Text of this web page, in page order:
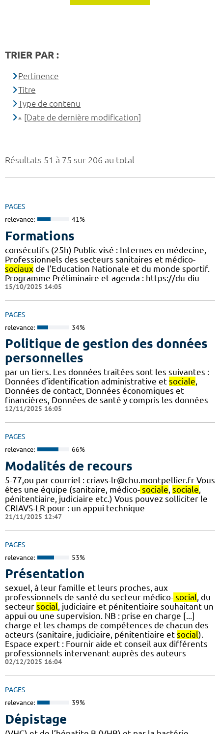
Résultats 51 à 75 sur 206 au total
PAGES
relevance: 41%
Formations
consécutifs (25h) Public visé : Internes en médecine,
Professionnels des secteurs sanitaires et médico-
sociaux de l’Education Nationale et du monde sportif.
Programme Préliminaire et agenda : https://du-diu-
15/10/2025 14:05
PAGES
relevance: 34%
Politique de gestion des données
personnelles
par un tiers. Les données traitées sont les suivantes :
Données d’identification administrative et sociale,
Données de contact, Données économiques et
financières, Données de santé y compris les données
12/11/2025 16:05
PAGES
relevance: 66%
Modalités de recours
5-77,ou par courriel : criavs-lr@chu.montpellier.fr Vous
êtes une équipe (sanitaire, médico- sociale sociale
pénitentiaire, judiciaire etc.) Vous pouvez solliciter le
CRIAVS-LR pour : un appui technique
21/11/2025 12:47
PAGES
relevance: 53%
Présentation
sexuel, à leur famille et leurs proches, aux
professionnels de santé du secteur médico- social, du
secteur social, judiciaire et pénitentiaire souhaitant un
appui ou une supervision. NB : prise en charge [...]
charge et les champs de compétences de chacun des
acteurs (sanitaire, judiciaire, pénitentiaire et social).
Espace expert : Fournir aide et conseil aux différents
professionnels intervenant auprès des auteurs
02/12/2025 16:04
PAGES
relevance: 39%
Dépistage
TRIER PAR :
Pertinence
Titre
Type de contenu
[Date de dernière modification]